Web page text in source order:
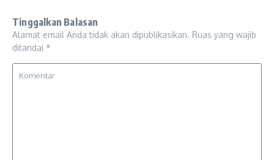
Tinggalkan Balasan
Alamat email Anda tidak akan dipublikasikan. Ruas yang wajib
ditandai *